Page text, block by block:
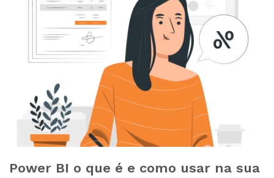
Power BI o que é e como usar na sua